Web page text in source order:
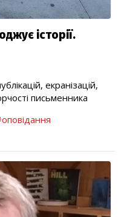
історії.
екранізацій,
письменника